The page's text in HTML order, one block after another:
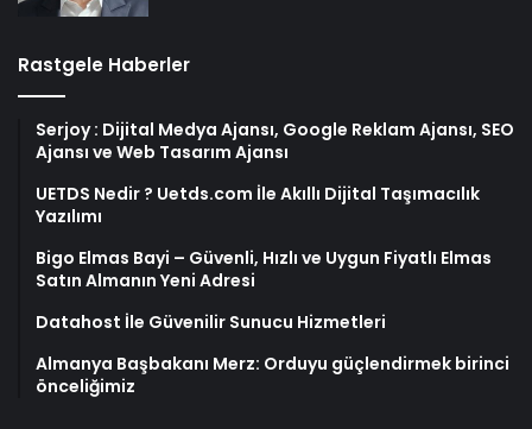
Rastgele Haberler
Serjoy : Dijital Medya Ajansı, Google Reklam Ajansı, SEO
Ajansı ve Web Tasarım Ajansı
UETDS Nedir ? Uetds.com İle Akıllı Dijital Taşımacılık
Yazılımı
Bigo Elmas Bayi – Güvenli, Hızlı ve Uygun Fiyatlı Elmas
Satın Almanın Yeni Adresi
Datahost İle Güvenilir Sunucu Hizmetleri
Almanya Başbakanı Merz: Orduyu güçlendirmek birinci
önceliğimiz